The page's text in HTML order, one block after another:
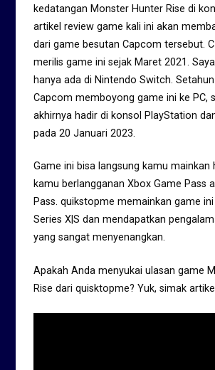
kedatangan Monster Hunter Rise di
artikel review game kali ini akan
dari game besutan Capcom tersebut.
merilis game ini sejak Maret 2021.
hanya ada di Nintendo Switch.
Capcom memboyong game ini ke PC,
akhirnya hadir di konsol PlayStation
pada 20 Januari 2023.
Game ini bisa langsung kamu mainkan
kamu berlangganan Xbox Game Pass
Pass. quikstopme memainkan game
Series X|S dan mendapatkan
yang sangat menyenangkan.
Apakah Anda menyukai ulasan game
Rise dari quisktopme? Yuk, simak